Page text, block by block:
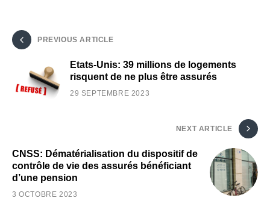
PREVIOUS ARTICLE
Etats-Unis: 39 millions de logements
risquent de ne plus être assurés
29 SEPTEMBRE 2023
NEXT ARTICLE
CNSS: Dématérialisation du dispositif de
contrôle de vie des assurés bénéficiant
d’une pension
3 OCTOBRE 2023